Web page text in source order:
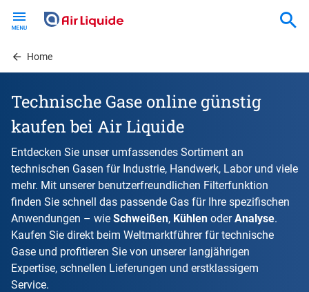
contentHome
Technische Gase online günstig
kaufen bei Air Liquide
Entdecken Sie unser umfassendes Sortiment an
technischen Gasen für Industrie, Handwerk, Labor und viele
mehr. Mit unserer benutzerfreundlichen Filterfunktion
finden Sie schnell das passende Gas für Ihre spezifischen
Anwendungen – wie Schweißen, Kühlen oderAnalyse.
Kaufen Sie direkt beim Weltmarktführer für technische
Gase und profitieren Sie von unserer langjährigen
Expertise, schnellen Lieferungen und erstklassigem
Service.